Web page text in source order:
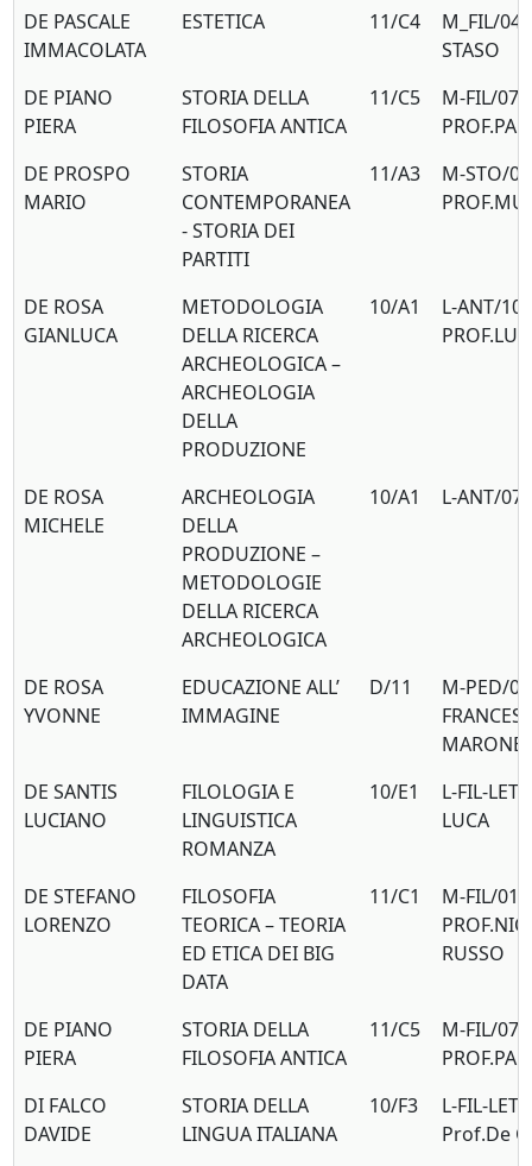
DE PASCALE
IMMACOLATA
ESTETICA 11/C4
M_FIL/04
STASO
DE PIANO
PIERA
STORIA DELLA
FILOSOFIA ANTICA
11/C5
M-FIL/07
DE PROSPO
MARIO
STORIA
CONTEMPORANEA
- STORIA DEI
PARTITI
11/A3
M-STO/04
DE ROSA
GIANLUCA
METODOLOGIA
DELLA RICERCA
ARCHEOLOGICA –
ARCHEOLOGIA
DELLA
PRODUZIONE
10/A1
L-ANT/10
DE ROSA
MICHELE
ARCHEOLOGIA
DELLA
PRODUZIONE –
METODOLOGIE
DELLA RICERCA
ARCHEOLOGICA
10/A1 L-ANT/07
DE ROSA
YVONNE
EDUCAZIONE ALL’
IMMAGINE
D/11
M-PED/
MARONE
DE SANTIS
LUCIANO
FILOLOGIA E
LINGUISTICA
ROMANZA
10/E1
L-FIL-
LUCA
DE STEFANO
LORENZO
FILOSOFIA
TEORICA – TEORIA
ED ETICA DEI BIG
DATA
11/C1
M-FIL/01
RUSSO
DE PIANO
PIERA
STORIA DELLA
FILOSOFIA ANTICA
11/C5
M-FIL/07
DI FALCO
DAVIDE
STORIA DELLA
LINGUA ITALIANA
10/F3
L-FIL-
Prof.De